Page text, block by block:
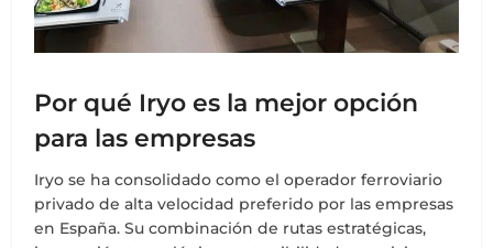
Por qué Iryo es la mejor opción
para las empresas
Iryo se ha consolidado como el operador ferroviario
privado de alta velocidad preferido por las empresas
en España. Su combinación de rutas estratégicas,